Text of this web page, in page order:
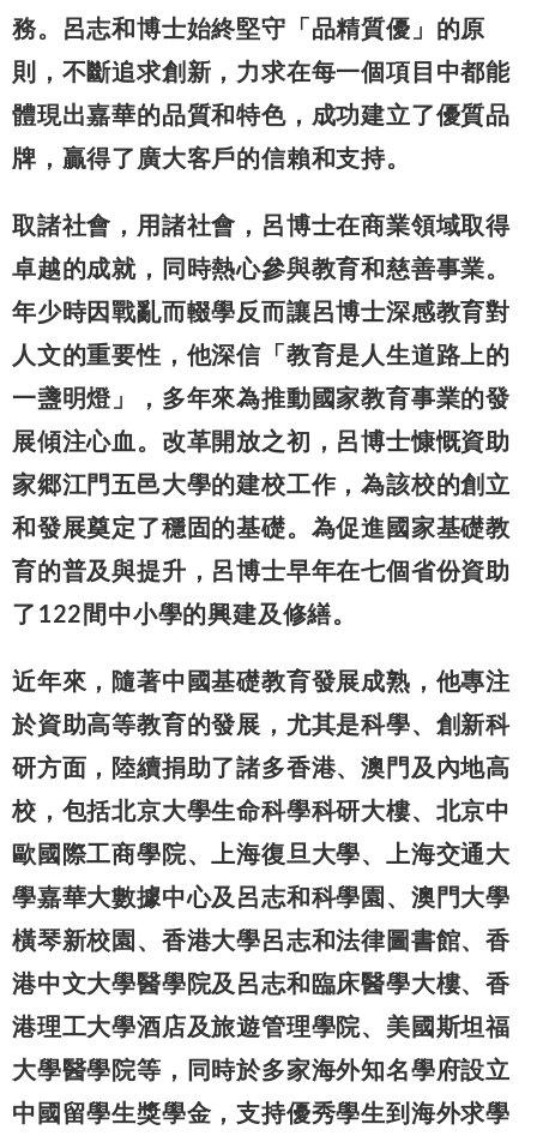
務。呂志和博士始終堅守「品精質優」的原
則，不斷追求創新，力求在每一個項目中都能
體現出嘉華的品質和特色，成功建立了優質品
牌，贏得了廣大客戶的信賴和支持。
取諸社會，用諸社會，呂博士在商業領域取得
卓越的成就，同時熱心參與教育和慈善事業。
年少時因戰亂而輟學反而讓呂博士深感教育對
人文的重要性，他深信「教育是人生道路上的
一盞明燈」，多年來為推動國家教育事業的發
展傾注心血。改革開放之初，呂博士慷慨資助
家郷江門五邑大學的建校工作，為該校的創立
和發展奠定了穩固的基礎。為促進國家基礎教
育的普及與提升，呂博士早年在七個省份資助
了122間中小學的興建及修繕。
近年來，隨著中國基礎教育發展成熟，他專注
於資助高等教育的發展，尤其是科學、創新科
研方面，陸續捐助了諸多香港、澳門及內地高
校，包括北京大學生命科學科研大樓、北京中
歐國際工商學院、上海復旦大學、上海交通大
學嘉華大數據中心及呂志和科學園、澳門大學
橫琴新校園、香港大學呂志和法律圖書館、香
港中文大學醫學院及呂志和臨床醫學大樓、香
港理工大學酒店及旅遊管理學院、美國斯坦福
大學醫學院等，同時於多家海外知名學府設立
中國留學生獎學金，支持優秀學生到海外求學